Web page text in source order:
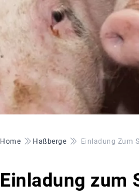
Pfadnavigation
Home Haßberge Einladung Zum
Einladung zum